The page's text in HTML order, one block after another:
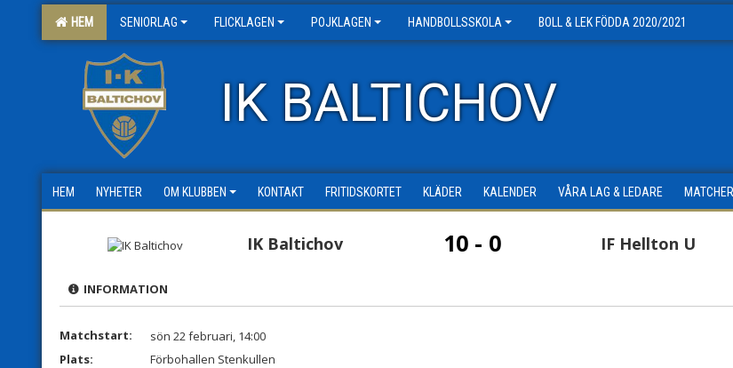
HEM SENIORLAG FLICKLAGEN POJKLAGEN HANDBOLLSSKOLA BOLL & LEK FÖDDA 2020/2021
IK BALTICHOV
HEM NYHETER OM KLUBBEN KONTAKT FRITIDSKORTET KLÄDER KALENDER VÅRA LAG & LEDARE MATCHER
IK Baltichov 10 - 0 IF Hellton U
INFORMATION
Matchstart:
sön 22 februari, 14:00
Plats:
Förbohallen Stenkullen